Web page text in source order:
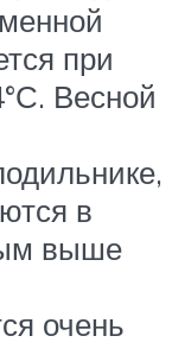
при
Весной
в
выше
очень